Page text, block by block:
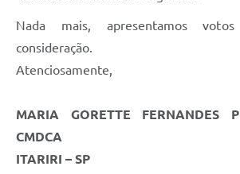
Nada mais, apresentamos
consideração.
Atenciosamente,
MARIA GORETTE FERNANDES
CMDCA
ITARIRI – SP